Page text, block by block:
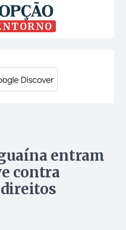
entram
contra